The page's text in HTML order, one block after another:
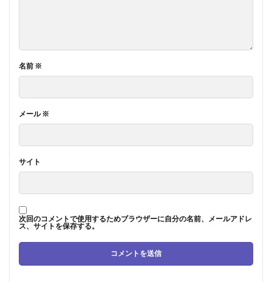
名前 ※
メール※
サイト
次回のコメントで使用するためブラウザーに自分の名前、メールアドレ
ス、サイトを保存する。